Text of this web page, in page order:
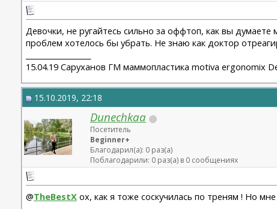
Девочки, не ругайтесь сильно за оффтоп, как вы
проблем хотелось бы убрать. Не знаю как доктор
15.04.19 Саруханов ГМ маммопластика motiva ergonomix
15.10.2019, 22:18
Dunechkaa
Посетитель
Beginner+
Благодарил(а): 0 раз(а)
Поблагодарили: 0 раз(а) в 0 сообщениях
@TheBestX ох, как я тоже соскучилась по треням ! Но